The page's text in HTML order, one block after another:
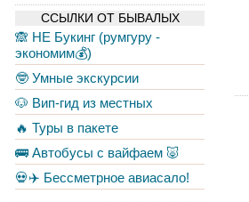
ССЫЛКИ ОТ БЫВАЛЫХ
🙈 НЕ Букинг (румгуру -
экономим💰)
🤓 Умные экскурсии
🐶 Вип-гид из местных
🔥 Туры в пакете
🚌 Автобусы с вайфаем 🐷
💀✈️ Бессметрное авиасало!